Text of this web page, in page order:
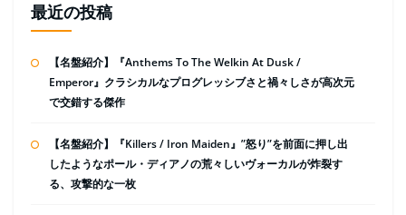
最近の投稿
【名盤紹介】『Anthems To The Welkin At Dusk /
Emperor』クラシカルなプログレッシブさと禍々しさが高次元
で交錯する傑作
【名盤紹介】『Killers / Iron Maiden』”怒り”を前面に押し出
したようなポール・ディアノの荒々しいヴォーカルが炸裂す
る、攻撃的な一枚